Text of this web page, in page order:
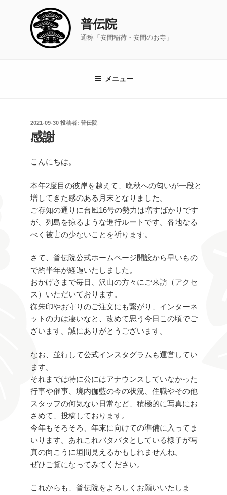
普伝院
通称「安間稲荷・安間のお寺」
メニュー
投
稿
日:
2021-09-30 投稿者: 普伝院
感謝
こんにちは。
本年2度目の彼岸を越えて、晩秋への匂いが一段と
増してきた感のある月末となりました。
ご存知の通りに台風16号の勢力は増すばかりです
が、列島を掠るような進行ルートです。各地なる
べく被害の少ないことを祈ります。
さて、普伝院公式ホームページ開設から早いもの
で約半年が経過いたしました。
おかげさまで毎日、沢山の方々にご来訪（アクセ
ス）いただいております。
御朱印やお守りのご注文にも繋がり、インターネ
ットの力は凄いなと、改めて思う今日この頃でご
ざいます。誠にありがとうございます。
なお、並行して公式インスタグラム も運営してい
ます。
それまでは特に公にはアナウンスしていなかった
行事や催事、境内伽藍の今の状況、住職やその他
スタッフの何気ない日常など、積極的に写真にお
さめて、投稿しております。
今年もそろそろ、年末に向けての準備に入ってま
いります。あれこれバタバタとしている様子が写
真の向こうに垣間見えるかもしれませんね。
ぜひご覧になってみてください。
これからも、普伝院をよろしくお願いいたしま